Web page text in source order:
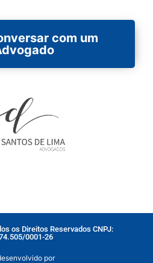
com um
os Direitos Reservados CNPJ:
0001-26
por